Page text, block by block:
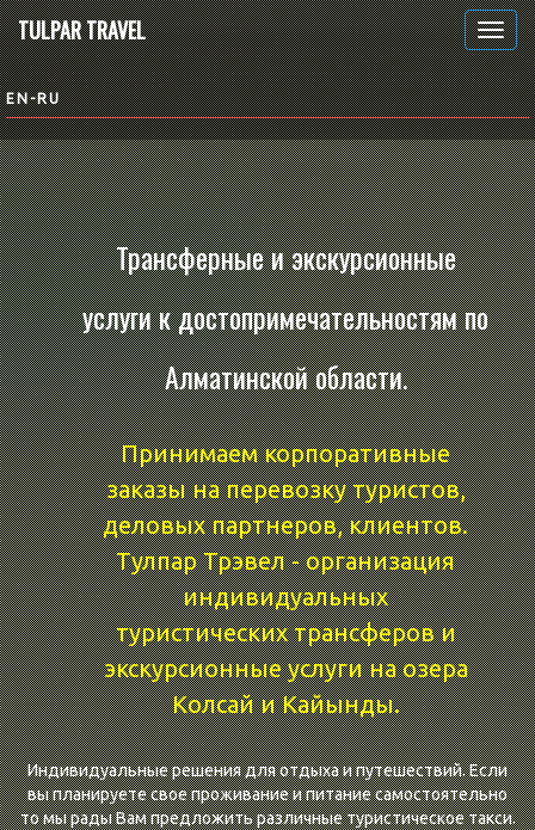
ТULPAR TRAVEL
Туристическое такси
EN-RU
Трансферные и экскурсионные
услуги к достопримечательностям по
Алматинской области.
Принимаем корпоративные
заказы на перевозку туристов,
деловых партнеров, клиентов.
Тулпар Трэвел - организация
индивидуальных
туристических трансферов и
экскурсионные услуги на озера
Колсай и Кайынды.
В
Индивидуальные решения для отдыха и путешествий. Если
вы планируете свое проживание и питание самостоятельно
то мы рады Вам предложить различные туристическое такси.